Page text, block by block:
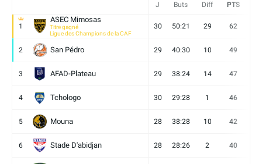
J Buts Diff PTS
1
ASEC Mimosas
Titre gagné
Ligue des Champions de la CAF
30 50:21 29 62
2 San Pédro 29 40:30 10 49
3 AFAD-Plateau 29 38:24 14 47
4 Tchologo 30 29:28 1 46
5 Mouna 28 38:28 10 42
6 Stade D'abidjan 28 28:26 2 40